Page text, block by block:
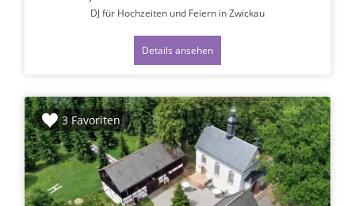
DJ für Hochzeiten und Feiern in Zwickau
Details ansehen
3 Favoriten